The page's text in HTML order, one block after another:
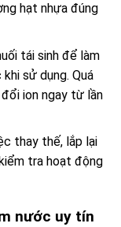
hạt nhựa đúng
tái sinh để làm
sử dụng. Quá
ion ngay từ lần
thay thế, lắp lại
tra hoạt động
nước uy tín